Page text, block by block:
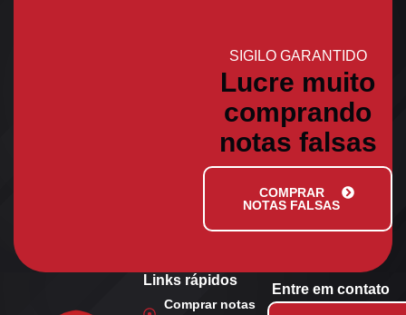
SIGILO GARANTIDO
Lucre muito
comprando
notas falsas
COMPRAR
NOTAS FALSAS
Links rápidos
Comprar notas
Entre em contato